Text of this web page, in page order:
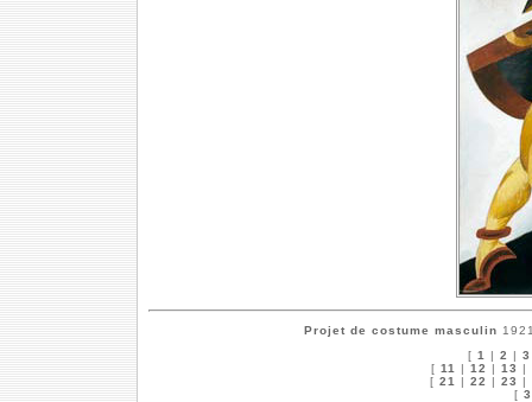
Projet de costume masculin
[ 1 | 2 | 3
[ 11 | 12 | 13 |
[ 21 | 22 | 23
|
[